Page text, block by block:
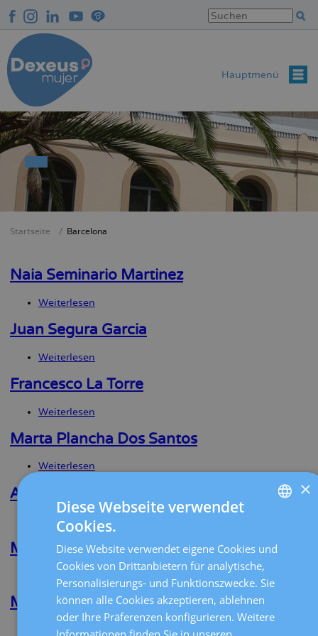
zum
Inhalt
Hauptmenü
Startseite Barcelona
Naia Seminario Martinez
Weiterlesen
Seminario
Martinez
Juan Segura Garcia
Weiterlesen
Segura
Garcia
Francesco La Torre
Weiterlesen
La
Torre
Marta Plancha Dos Santos
Weiterlesen
Dos
Santos
Anna Goday Cibeira
Weiterlesenüber
Anna
Goday
Cibeira
Maria V. Destefano
Maria
V.
Destefano
Maira A. Aleman Machado
Weiterlesenüber
CATALÀ
DEUTSCH
×
Diese Webseite verwendet
Cookies.
Diese Website verwendet eigene Cookies und
Cookies von Drittanbietern für analytische,
Personalisierungs- und Funktionszwecke. Sie
können alle Cookies akzeptieren, ablehnen
oder Ihre Präferenzen konfigurieren. Weitere